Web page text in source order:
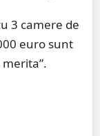
3 camere de
euro sunt